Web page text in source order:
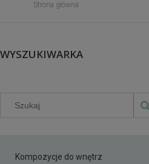
Strona główna
WYSZUKIWARKA
Kompozycje do wnętrz